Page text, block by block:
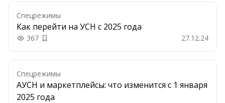
Спецрежимы
Как перейти на УСН с 2025 года
367 Добавить в закладки 27.12.24
Спецрежимы
АУСН и маркетплейсы: что изменится с 1 января
2025 года